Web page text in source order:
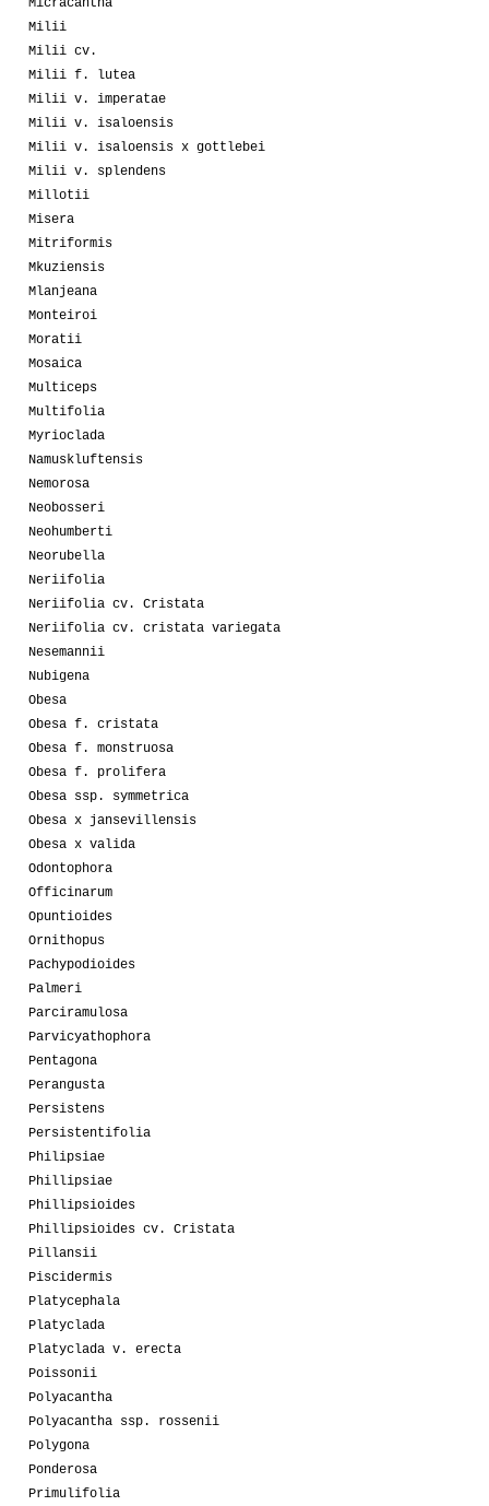
Milii
Milii cv.
Milii f. lutea
Milii v. imperatae
Milii v. isaloensis
Milii v. isaloensis x gottlebei
Milii v. splendens
Millotii
Misera
Mitriformis
Mkuziensis
Mlanjeana
Monteiroi
Moratii
Mosaica
Multiceps
Multifolia
Myrioclada
Namuskluftensis
Nemorosa
Neobosseri
Neohumberti
Neorubella
Neriifolia
Neriifolia cv. Cristata
Neriifolia cv. cristata variegata
Nesemannii
Nubigena
Obesa
Obesa f. cristata
Obesa f. monstruosa
Obesa f. prolifera
Obesa ssp. symmetrica
Obesa x jansevillensis
Obesa x valida
Odontophora
Officinarum
Opuntioides
Ornithopus
Pachypodioides
Palmeri
Parciramulosa
Parvicyathophora
Pentagona
Perangusta
Persistens
Persistentifolia
Philipsiae
Phillipsiae
Phillipsioides
Phillipsioides cv. Cristata
Pillansii
Piscidermis
Platycephala
Platyclada
Platyclada v. erecta
Poissonii
Polyacantha
Polyacantha ssp. rossenii
Polygona
Ponderosa
Primulifolia